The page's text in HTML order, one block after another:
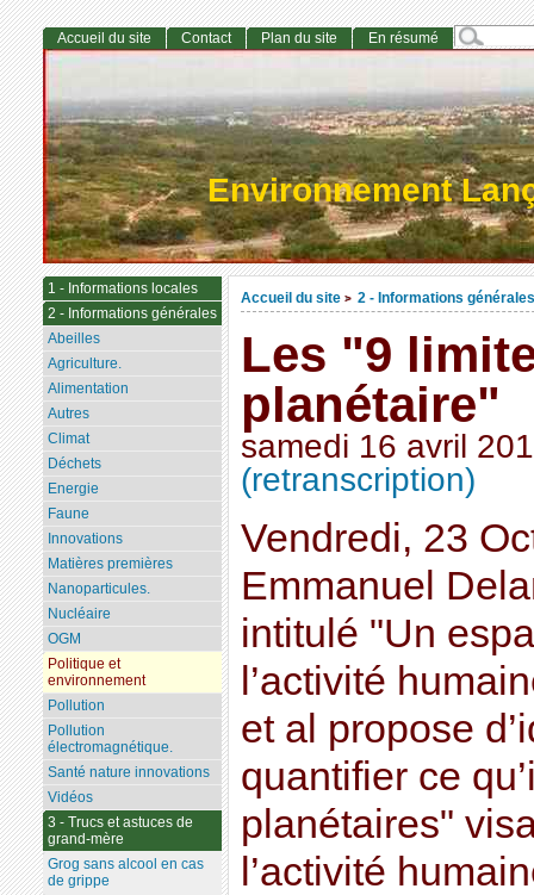
Environnement
Accueil du site > 2 - Informations générales
Les "9
planétaire"
samedi 16 avril
(retranscription)
Vendredi, 23
Emmanuel
intitulé "Un
l’activité
et al propose
quantifier ce
planétaires"
l’activité
Accueil du site Contact Plan du site En résumé
1 - Informations locales
2 - Informations générales
Abeilles
Agriculture.
Alimentation
Autres
Climat
Déchets
Energie
Faune
Innovations
Matières premières
Nanoparticules.
Nucléaire
OGM
Politique et
environnement
Pollution
Pollution
électromagnétique.
Santé nature innovations
Vidéos
3 - Trucs et astuces de
grand-mère
Grog sans alcool en cas
de grippe